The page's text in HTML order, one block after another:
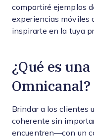
compartiré ejemplos
experiencias móviles
inspirarte en la tuya
¿Qué es
Omnicanal?
Brindar a los clientes
coherente sin
encuentren—con un